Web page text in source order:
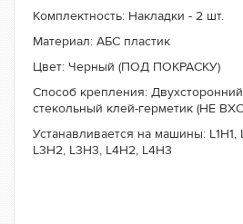
Комплектность: Накладки - 2 шт.
Материал: АБС пластик
Цвет: Черный (ПОД ПОКРАСКУ)
Способ крепления:
стекольный клей-герметик (НЕ
Устанавливается на машины: L1H1,
L3H2, L3H3, L4H2, L4H3